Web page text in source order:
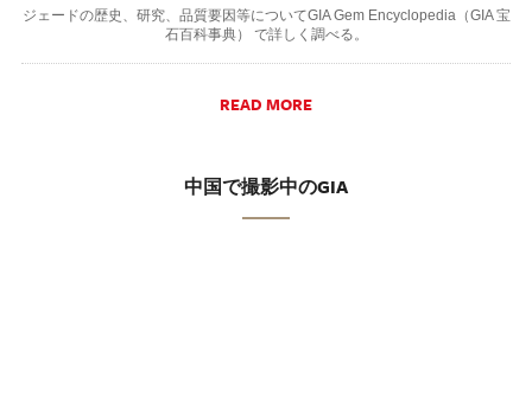
ジェードの歴史、研究、品質要因等についてGIA Gem Encyclopedia（GIA 宝
石百科事典） で詳しく調べる。
READ MORE
中国で撮影中のGIA